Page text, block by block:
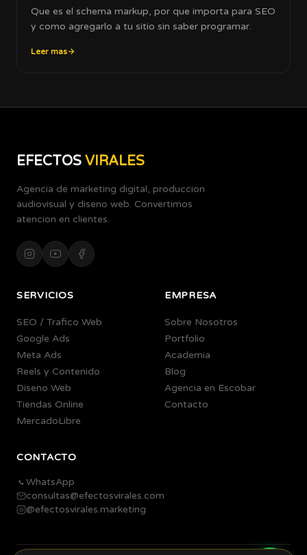
Que es el schema markup, por que importa para SEO
y como agregarlo a tu sitio sin saber programar.
Leer mas
EFECTOS VIRALES
Agencia de marketing digital, produccion
audiovisual y diseno web. Convertimos
atencion en clientes.
SERVICIOS
SEO / Trafico Web
Google Ads
Meta Ads
Reels y Contenido
Diseno Web
Tiendas Online
MercadoLibre
EMPRESA
Sobre Nosotros
Portfolio
Academia
Blog
Agencia en Escobar
Contacto
CONTACTO
WhatsApp
consultas@efectosvirales.com
@efectosvirales.marketing